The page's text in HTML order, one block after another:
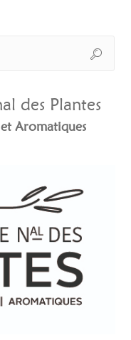
des Plantes
Aromatiques